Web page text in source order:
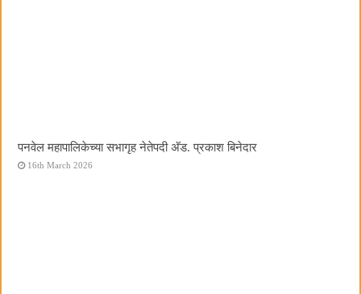
पनवेल महापालिकेच्या सभागृह नेतेपदी अ‍ॅड. प्रकाश बिनेदार
16th March 2026